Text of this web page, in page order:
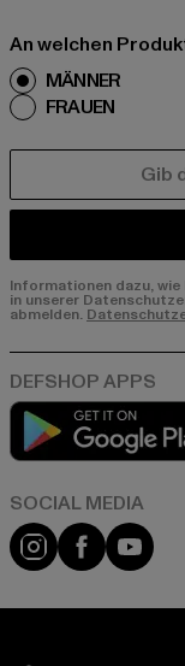
An welchen
MÄNNER
FRAUEN
Informationen dazu,
in unserer
abmelden.
Instagram
Facebook